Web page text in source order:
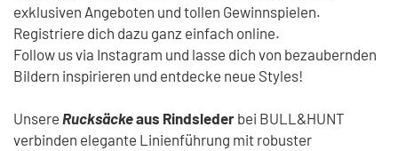
exklusiven Angeboten und tollen Gewinnspielen.
Registriere dich dazu ganz einfach online.
Follow us via Instagram und lasse dich von bezaubernden
Bildern inspirieren und entdecke neue Styles!
Unsere Rucksäckeaus Rindsleder bei BULL&HUNT
verbinden elegante Linienführung mit robuster